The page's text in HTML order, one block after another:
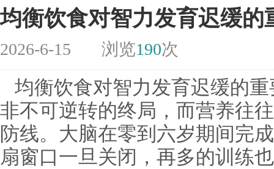
均衡饮食对智力发育迟缓的
2026-6-15 浏览190次
均衡饮食对智力发育迟缓的
非不可逆转的终局，而营养往
防线。大脑在零到六岁期间完
扇窗口一旦关闭，再多的训练